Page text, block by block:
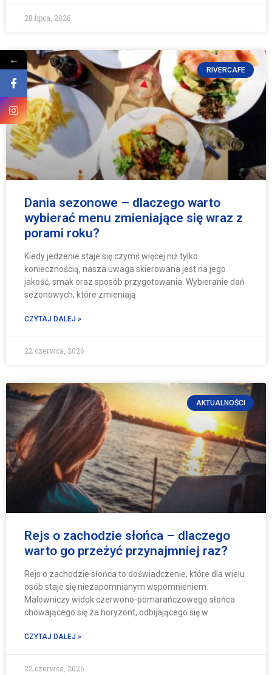
28 lipca, 2026
RIVERCAFE
Dania sezonowe – dlaczego warto
wybierać menu zmieniające się wraz z
porami roku?
Kiedy jedzenie staje się czymś więcej niż tylko
koniecznością, nasza uwaga skierowana jest na jego
jakość, smak oraz sposób przygotowania. Wybieranie dań
sezonowych, które zmieniają
CZYTAJ DALEJ »
22 czerwca, 2026
AKTUALNOŚCI
Rejs o zachodzie słońca – dlaczego
warto go przeżyć przynajmniej raz?
Rejs o zachodzie słońca to doświadczenie, które dla wielu
osób staje się niezapomnianym wspomnieniem.
Malowniczy widok czerwono-pomarańczowego słońca
chowającego się za horyzont, odbijającego się w
CZYTAJ DALEJ »
22 czerwca, 2026
←